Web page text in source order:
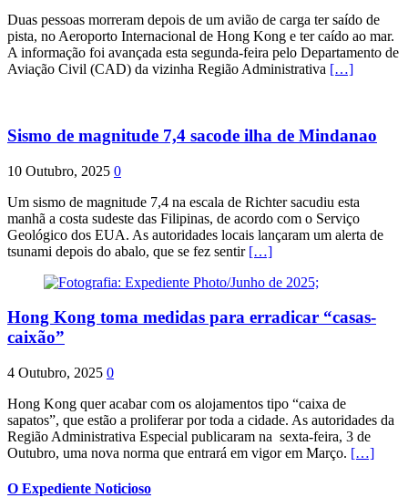
Duas pessoas morreram depois de um avião de carga ter saído de
pista, no Aeroporto Internacional de Hong Kong e ter caído ao mar.
A informação foi avançada esta segunda-feira pelo Departamento de
Aviação Civil (CAD) da vizinha Região Administrativa […]
Sismo de magnitude 7,4 sacode ilha de Mindanao
10 Outubro, 2025 0
Um sismo de magnitude 7,4 na escala de Richter sacudiu esta
manhã a costa sudeste das Filipinas, de acordo com o Serviço
Geológico dos EUA. As autoridades locais lançaram um alerta de
tsunami depois do abalo, que se fez sentir […]
Hong Kong toma medidas para erradicar “casas-
caixão”
4 Outubro, 2025 0
Hong Kong quer acabar com os alojamentos tipo “caixa de
sapatos”, que estão a proliferar por toda a cidade. As autoridades da
Região Administrativa Especial publicaram na sexta-feira, 3 de
Outubro, uma nova norma que entrará em vigor em Março. […]
O Expediente Noticioso